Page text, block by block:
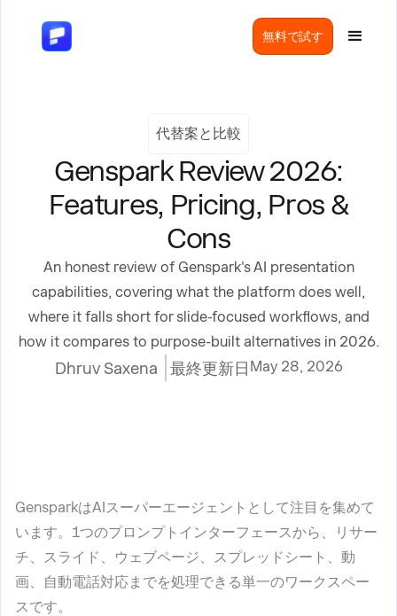
無料で試す
代替案と比較
Genspark Review 2026:
Features, Pricing, Pros &
Cons
An honest review of Genspark's AI presentation
capabilities, covering what the platform does well,
where it falls short for slide-focused workflows, and
how it compares to purpose-built alternatives in 2026.
Dhruv Saxena 最終更新日 May 28, 2026
GensparkはAIスーパーエージェントとして注目を集めて
います。1つのプロンプトインターフェースから、リサー
チ、スライド、ウェブページ、スプレッドシート、動
画、自動電話対応までを処理できる単一のワークスペー
スです。